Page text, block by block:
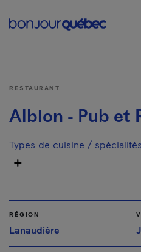
RESTAURANT
Albion - Pub et
Types de cuisine / spécialités
RÉGION
Lanaudière